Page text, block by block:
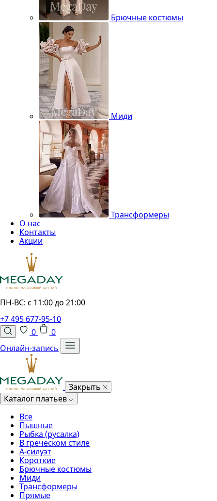
Брючные костюмы
Миди
Трансформеры
О нас
Контакты
Акции
ПН-ВС: с 11:00 до 21:00
+7 495 677-95-10
0
0
Онлайн-запись
Закрыть
Каталог платьев
Все
Пышные
Рыбка (русалка)
В греческом стиле
А-силуэт
Короткие
Брючные костюмы
Миди
Трансформеры
Прямые